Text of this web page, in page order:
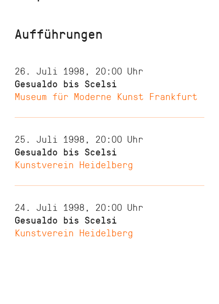
Aufführungen
26. Juli 1998, 20:00 Uhr
Gesualdo bis Scelsi
Museum für Moderne Kunst Frankfurt
25. Juli 1998, 20:00 Uhr
Gesualdo bis Scelsi
Kunstverein Heidelberg
24. Juli 1998, 20:00 Uhr
Gesualdo bis Scelsi
Kunstverein Heidelberg